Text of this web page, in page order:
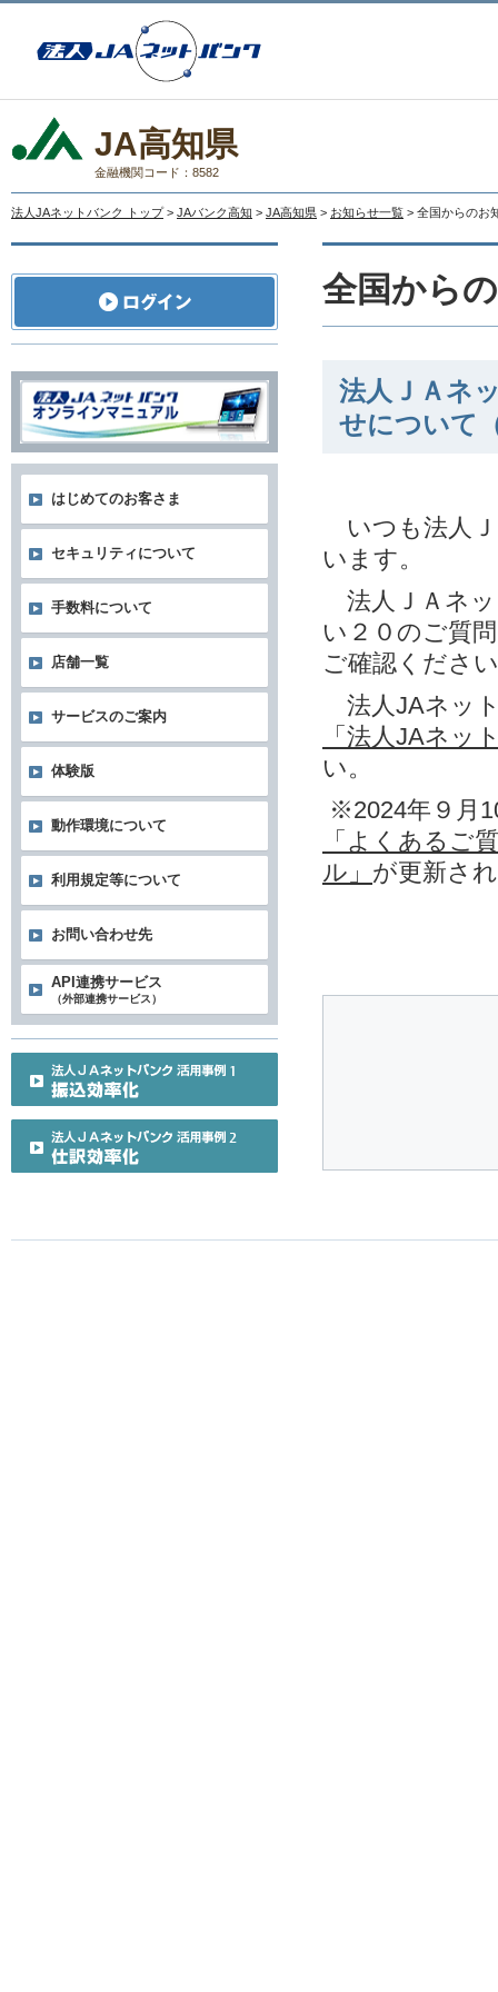
JA高知県
金融機関コード：8582
法人JAネットバンク トップ > JAバンク高知 > JA高知県 > お知らせ一覧 > 全国からのお
全国から
法人ＪＡネ
せについて
いつも法人
います。
法人ＪＡネ
い２０のご質
ご確認くださ
法人JAネッ
「法人JAネッ
い。
※2024年９月
「よくあるご
ル」 が更新さ
はじめてのお客さま
セキュリティについて
手数料について
店舗一覧
サービスのご案内
体験版
動作環境について
利用規定等について
お問い合わせ先
API連携サービス
（外部連携サービス）